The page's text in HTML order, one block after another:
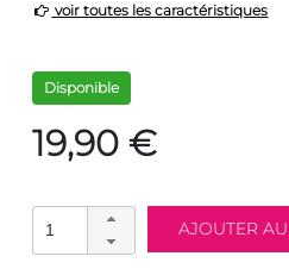
voir toutes les caractéristiques
Disponible
19,90 €